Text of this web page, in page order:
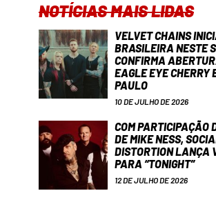
NOTÍCIAS MAIS LIDAS
VELVET CHAINS
BRASILEIRA NESTE
CONFIRMA
EAGLE EYE CHERRY
PAULO
10 DE JULHO DE 2026
COM PARTICIPAÇÃO
DE MIKE NESS,
DISTORTION LANÇA
PARA “TONIGHT”
12 DE JULHO DE 2026